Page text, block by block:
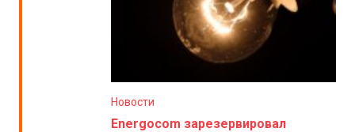
Новости
Energocom зарезервировал